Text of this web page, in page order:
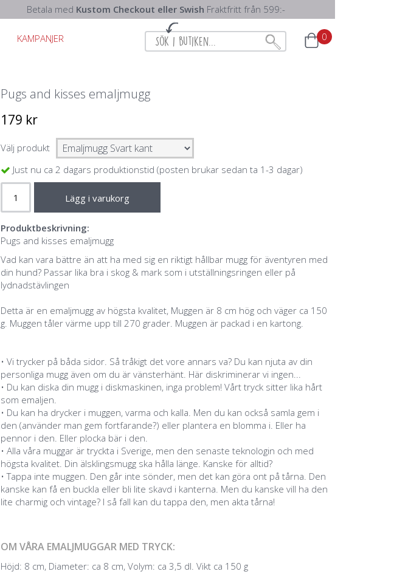
Betala med Kustom Checkout eller Swish Fraktfritt från 599:-
KAMPANJER 0
Pugs and kisses emaljmugg
179 kr
Välj produkt
Just nu ca 2 dagars produktionstid (posten brukar sedan ta 1-3 dagar)
Lägg i varukorg
Produktbeskrivning:
Pugs and kisses emaljmugg
Vad kan vara bättre än att ha med sig en riktigt hållbar mugg för äventyren med
din hund? Passar lika bra i skog & mark som i utställningsringen eller på
lydnadstävlingen
Detta är en emaljmugg av högsta kvalitet, Muggen är 8 cm hög och väger ca 150
g. Muggen tåler värme upp till 270 grader. Muggen är packad i en kartong.
• Vi trycker på båda sidor. Så tråkigt det vore annars va? Du kan njuta av din
personliga mugg även om du är vänsterhänt. Här diskriminerar vi ingen...
• Du kan diska din mugg i diskmaskinen, inga problem! Vårt tryck sitter lika hårt
som emaljen.
• Du kan ha drycker i muggen, varma och kalla. Men du kan också samla gem i
den (använder man gem fortfarande?) eller plantera en blomma i. Eller ha
pennor i den. Eller plocka bär i den.
• Alla våra muggar är tryckta i Sverige, men den senaste teknologin och med
högsta kvalitet. Din älsklingsmugg ska hålla länge. Kanske för alltid?
• Tappa inte muggen. Den går inte sönder, men det kan göra ont på tårna. Den
kanske kan få en buckla eller bli lite skavd i kanterna. Men du kanske vill ha den
lite charmig och vintage? I så fall kan du tappa den, men akta tårna!
OM VÅRA EMALJMUGGAR MED TRYCK:
Höjd: 8 cm, Diameter: ca 8 cm, Volym: ca 3,5 dl. Vikt ca 150 g